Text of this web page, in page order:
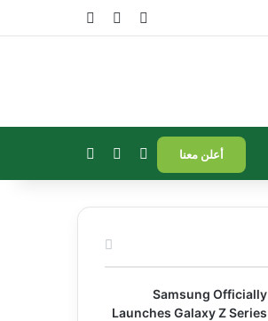
تسجيل الدخول
مقال عشوائي
أعلن معنا إضافة عمود جانبي
الوضع المظلم
Samsung Officially
Launches Galaxy Z Series